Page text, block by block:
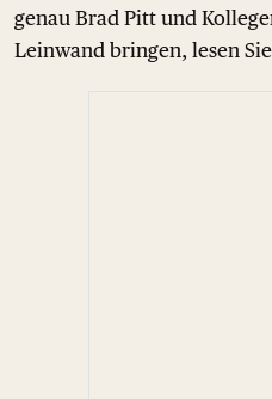
genau Brad Pitt und
Leinwand bringen, lesen